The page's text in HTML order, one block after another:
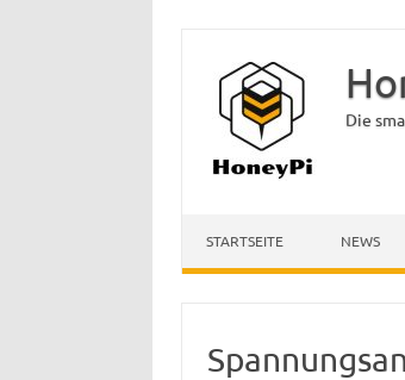
Die
STARTSEITE NEWS